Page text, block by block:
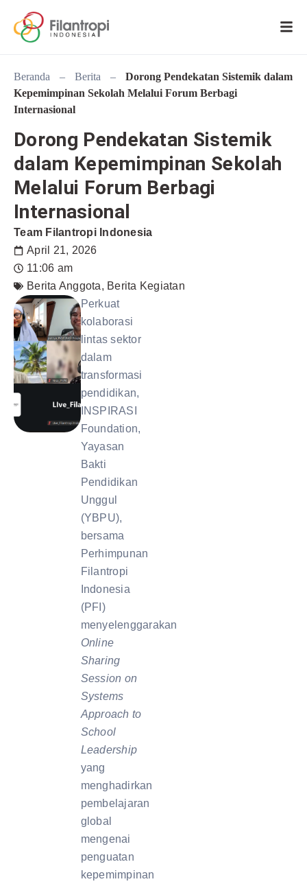
Beranda – Berita –
Dorong Pendekatan Sistemik dalam
Kepemimpinan Sekolah Melalui Forum Berbagi
Internasional
Dorong Pendekatan Sistemik
dalam Kepemimpinan Sekolah
Melalui Forum Berbagi
Internasional
Team Filantropi Indonesia
April 21, 2026
11:06 am
Berita Anggota, Berita Kegiatan
Perkuat
kolaborasi
lintas sektor
dalam
transformasi
pendidikan,
INSPIRASI
Foundation,
Yayasan
Bakti
Pendidikan
Unggul
(YBPU),
bersama
Perhimpunan
Filantropi
Indonesia
(PFI)
menyelenggarakan
Online
Sharing
Session on
Systems
Approach to
School
Leadership
yang
menghadirkan
pembelajaran
global
mengenai
penguatan
kepemimpinan